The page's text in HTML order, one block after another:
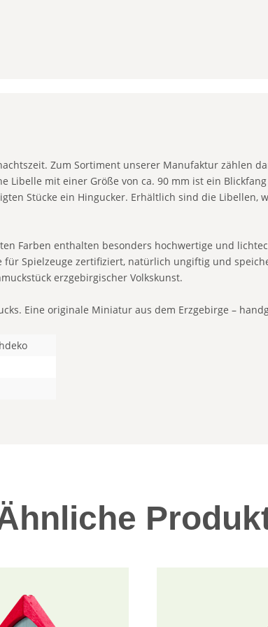
Zum Sortiment unserer Manufaktur zählen
Libelle mit einer Größe von ca. 90 mm ist ein
Stücke ein Hingucker. Erhältlich sind die
Farben enthalten besonders hochwertige und
Spielzeuge zertifiziert, natürlich ungiftig und
erzgebirgischer Volkskunst.
Eine originale Miniatur aus dem Erzgebirge –